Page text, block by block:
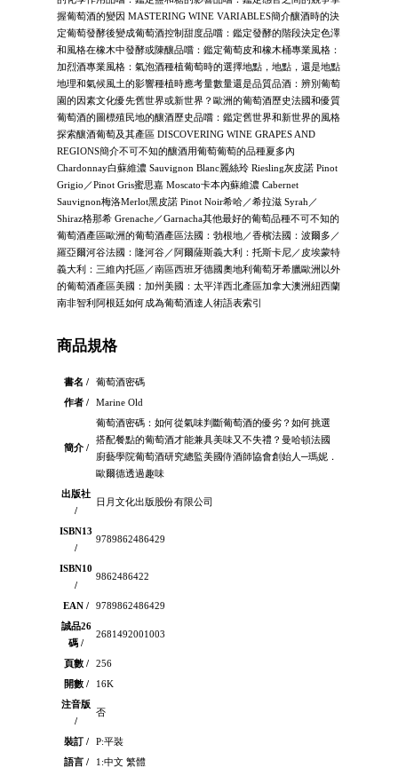
握葡萄酒的變因 MASTERING WINE VARIABLES簡介釀酒時的決
定葡萄發酵後變成葡萄酒控制甜度品嚐：鑑定發酵的階段決定色澤
和風格在橡木中發酵或陳釀品嚐：鑑定葡萄皮和橡木桶專業風格：
加烈酒專業風格：氣泡酒種植葡萄時的選擇地點，地點，還是地點
地理和氣候風土的影響種植時應考量數量還是品質品酒：辨別葡萄
園的因素文化優先舊世界或新世界？歐洲的葡萄酒歷史法國和優質
葡萄酒的圖標殖民地的釀酒歷史品嚐：鑑定舊世界和新世界的風格
探索釀酒葡萄及其產區 DISCOVERING WINE GRAPES AND
REGIONS簡介不可不知的釀酒用葡萄葡萄的品種夏多內
Chardonnay白蘇維濃 Sauvignon Blanc麗絲玲 Riesling灰皮諾 Pinot
Grigio／Pinot Gris蜜思嘉 Moscato卡本內蘇維濃 Cabernet
Sauvignon梅洛Merlot黑皮諾 Pinot Noir希哈／希拉滋 Syrah／
Shiraz格那希 Grenache／Garnacha其他最好的葡萄品種不可不知的
葡萄酒產區歐洲的葡萄酒產區法國：勃根地／香檳法國：波爾多／
羅亞爾河谷法國：隆河谷／阿爾薩斯義大利：托斯卡尼／皮埃蒙特
義大利：三維內托區／南區西班牙德國奧地利葡萄牙希臘歐洲以外
的葡萄酒產區美國：加州美國：太平洋西北產區加拿大澳洲紐西蘭
南非智利阿根廷如何成為葡萄酒達人術語表索引
商品規格
書名 /
葡萄酒密碼
作者 /
Marine Old
簡介 /
葡萄酒密碼：如何從氣味判斷葡萄酒的優劣？如何挑選
搭配餐點的葡萄酒才能兼具美味又不失禮？曼哈頓法國
廚藝學院葡萄酒研究總監美國侍酒師協會創始人─瑪妮．
歐爾德透過趣味
出版社
/
日月文化出版股份有限公司
ISBN13
/
9789862486429
ISBN10
/
9862486422
EAN /
9789862486429
誠品26
碼 /
2681492001003
頁數 /
256
開數 /
16K
注音版
/
否
裝訂 /
P:平裝
語言 /
1:中文 繁體